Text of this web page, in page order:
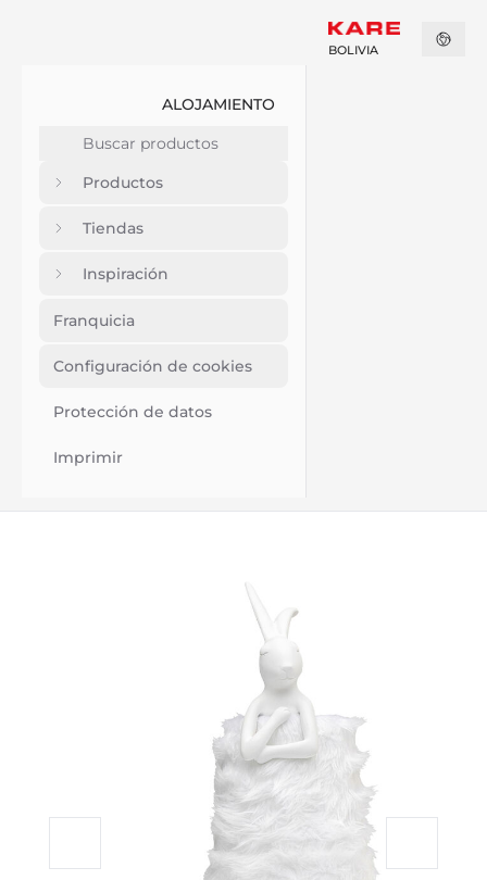
ALOJAMIENTO
Productos
Tiendas
Inspiración
Franquicia
Configuración de cookies
Protección de datos
Imprimir
BOLIVIA